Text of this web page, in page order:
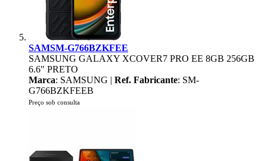
SAMSM-G766BZKFEE
SAMSUNG GALAXY XCOVER7 PRO EE 8GB 256GB
6.6" PRETO
Marca: SAMSUNG | Ref. Fabricante: SM-
G766BZKFEEB
Preço sob consulta